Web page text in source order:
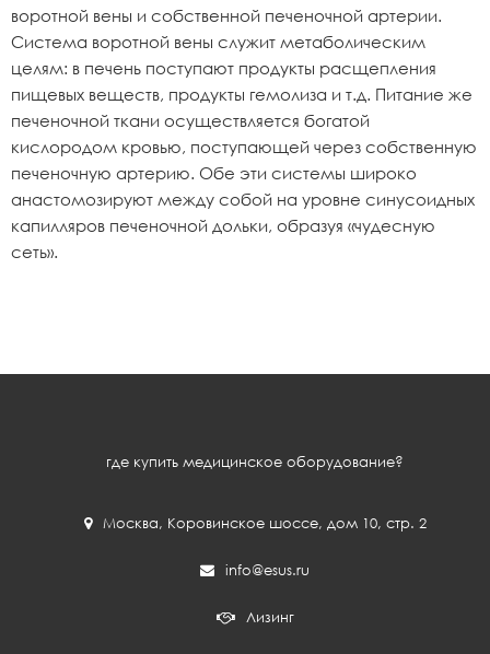
воротной вены и собственной печеночной артерии.
Система воротной вены служит метаболическим
целям: в печень поступают продукты расщепления
пищевых веществ, продукты гемолиза и т.д. Питание же
печеночной ткани осуществляется богатой
кислородом кровью, поступающей через собственную
печеночную артерию. Обе эти системы широко
анастомозируют между собой на уровне синусоидных
капилляров печеночной дольки, образуя «чудесную
сеть».
где купить медицинское оборудование?
Москва, Коровинское шоссе, дом 10, стр. 2
info@esus.ru
Лизинг